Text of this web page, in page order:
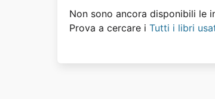
Non sono ancora disponibili le
Prova a cercare i Tutti i libri